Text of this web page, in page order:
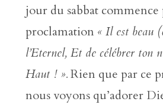
jour du sabbat commence
proclamation « Il est beau
l’Eternel, Et de célébrer ton
Haut ! ».Rien que par ce
nous voyons qu’adorer